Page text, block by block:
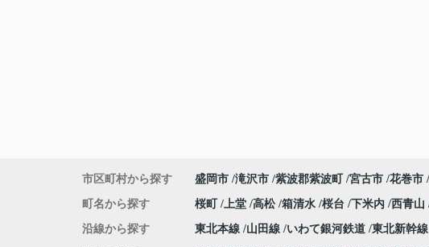
市区町村から探す 盛岡市 滝沢市 紫波郡紫波町 宮古市 花巻市
町名から探す 桜町 上堂 高松 箱清水 桜台 下米内 西青山
沿線から探す 東北本線 山田線 いわて銀河鉄道 東北新幹線